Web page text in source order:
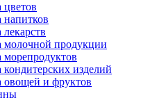
цветов
напитков
молочной продукции
морепродуктов
кондитерских изделий
овощей и фруктов